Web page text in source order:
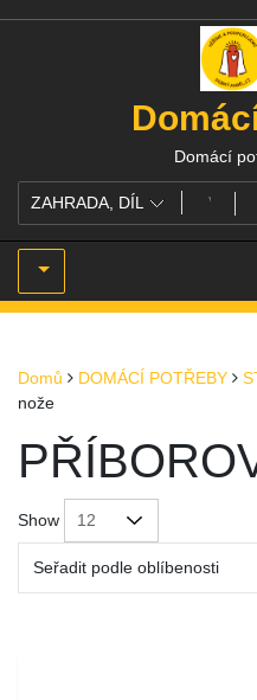
Domácí
Domů DOMÁCÍ POTŘEBY
nože
Show